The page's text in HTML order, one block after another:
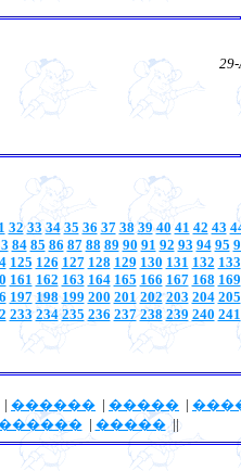
32 33 34 35 36 37 38 39 40 41 42 43
84 85 86 87 88 89 90 91 92 93 94 95
125 126 127 128 129 130 131 132 133
161 162 163 164 165 166 167 168 169
197 198 199 200 201 202 203 204 205
233 234 235 236 237 238 239 240 241
| ������ | ����� |
| �����||